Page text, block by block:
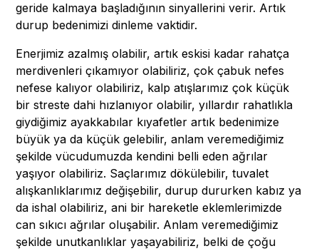
geride kalmaya başladığının sinyallerini verir. Artık
durup bedenimizi dinleme vaktidir.
Enerjimiz azalmış olabilir, artık eskisi kadar rahatça
merdivenleri çıkamıyor olabiliriz, çok çabuk nefes
nefese kalıyor olabiliriz, kalp atışlarımız çok küçük
bir streste dahi hızlanıyor olabilir, yıllardır rahatlıkla
giydiğimiz ayakkabılar kıyafetler artık bedenimize
büyük ya da küçük gelebilir, anlam veremediğimiz
şekilde vücudumuzda kendini belli eden ağrılar
yaşıyor olabiliriz. Saçlarımız dökülebilir, tuvalet
alışkanlıklarımız değişebilir, durup dururken kabız ya
da ishal olabiliriz, ani bir hareketle eklemlerimizde
can sıkıcı ağrılar oluşabilir. Anlam veremediğimiz
şekilde unutkanlıklar yaşayabiliriz, belki de çoğu